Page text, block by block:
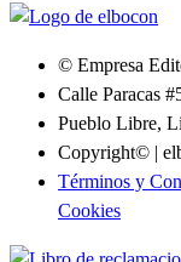
© Empresa
Calle Paracas
Pueblo Libre,
Copyright© |
Términos y
Cookies